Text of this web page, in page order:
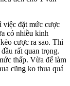
việc đặt mức cược
có nhiều kinh
cược ra sao. Thì
rất quan trọng.
thấp. Vừa để làm
cũng ko thua quá